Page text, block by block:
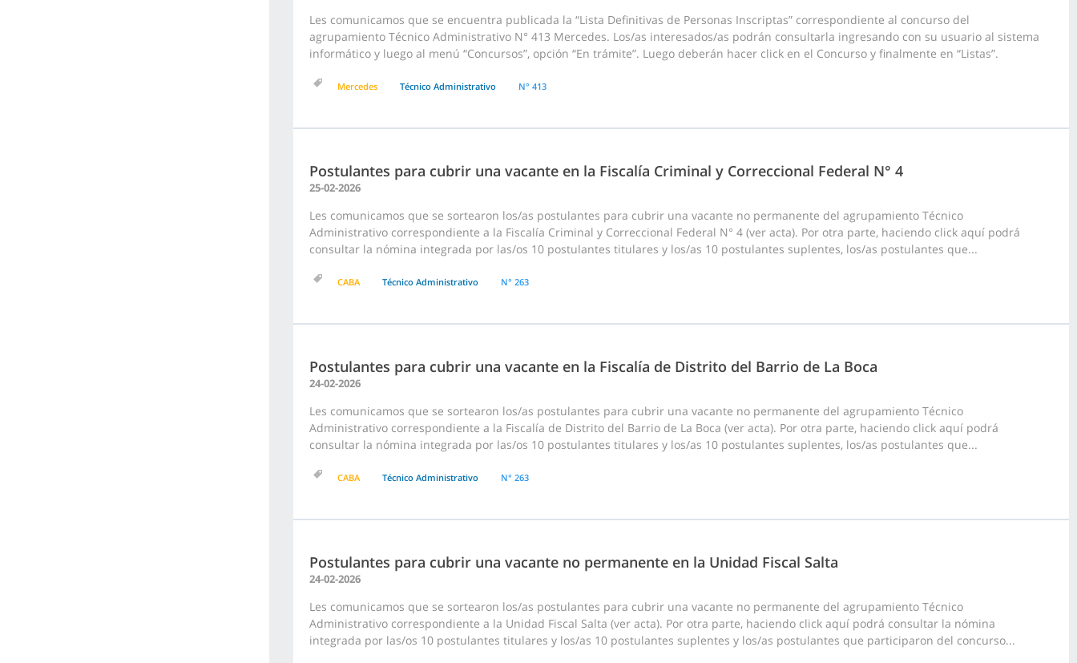
Les comunicamos que se encuentra publicada la “Lista Definitivas de Personas Inscriptas” correspondiente al concurso del
agrupamiento Técnico Administrativo N° 413 Mercedes. Los/as interesados/as podrán consultarla ingresando con su usuario al sistema
informático y luego al menú “Concursos”, opción “En trámite”. Luego deberán hacer click en el Concurso y finalmente en “Listas”.
Mercedes Técnico Administrativo N° 413
Postulantes para cubrir una vacante en la Fiscalía Criminal y Correccional Federal N° 4
25-02-2026
Les comunicamos que se sortearon los/as postulantes para cubrir una vacante no permanente del agrupamiento Técnico
Administrativo correspondiente a la Fiscalía Criminal y Correccional Federal N° 4 (ver acta). Por otra parte, haciendo click aquí podrá
consultar la nómina integrada por las/os 10 postulantes titulares y los/as 10 postulantes suplentes, los/as postulantes que...
CABA Técnico Administrativo N° 263
Postulantes para cubrir una vacante en la Fiscalía de Distrito del Barrio de La Boca
24-02-2026
Les comunicamos que se sortearon los/as postulantes para cubrir una vacante no permanente del agrupamiento Técnico
Administrativo correspondiente a la Fiscalía de Distrito del Barrio de La Boca (ver acta). Por otra parte, haciendo click aquí podrá
consultar la nómina integrada por las/os 10 postulantes titulares y los/as 10 postulantes suplentes, los/as postulantes que...
CABA Técnico Administrativo N° 263
Postulantes para cubrir una vacante no permanente en la Unidad Fiscal Salta
24-02-2026
Les comunicamos que se sortearon los/as postulantes para cubrir una vacante no permanente del agrupamiento Técnico
Administrativo correspondiente a la Unidad Fiscal Salta (ver acta). Por otra parte, haciendo click aquí podrá consultar la nómina
integrada por las/os 10 postulantes titulares y los/as 10 postulantes suplentes y los/as postulantes que participaron del concurso...